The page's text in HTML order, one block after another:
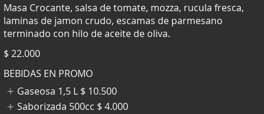
Masa Crocante, salsa de tomate, mozza, rucula fresca,
laminas de jamon crudo, escamas de parmesano
terminado con hilo de aceite de oliva.
$ 22.000
BEBIDAS EN PROMO
Gaseosa 1,5 L $ 10.500
Saborizada 500cc $ 4.000